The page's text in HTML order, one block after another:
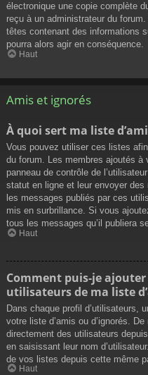
électronique une copie complète
reçu à un administrateur du
têtes contenant des informations
pourra alors agir en conséquence.
Haut
Amis et ignorés
À quoi sert ma liste
Vous pouvez utiliser ces listes
du forum. Les membres ajoutés à
panneau de contrôle de
statut en ligne et leur envoyer
les messages publiés par ces
mis en surbrillance. Si vous
tous les messages qu’il publiera
Haut
Comment puis-je
utilisateurs de ma liste
Dans chaque profil d’utilisateurs,
votre liste d’amis ou d’ignorés.
directement des utilisateurs
en saisissant leur nom
de vos listes depuis cette même
Haut